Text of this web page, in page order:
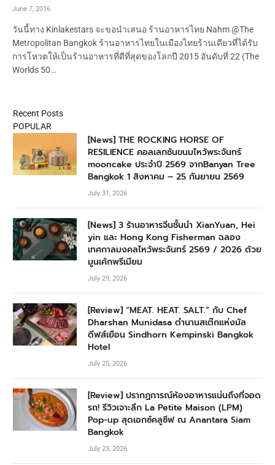
June 7, 2016
วันนี้ทาง Kinlakestars จะขอนำเสนอ ร้านอาหารไทย Nahm @The
Metropolitan Bangkok ร้านอาหารไทยในเมืองไทยร้านเดียวที่ได้รับ
การโหวตให้เป็นร้านอาหารที่ดีที่สุดของโลกปี 2015 อันดับที่ 22 (The
Worlds 50…
Recent Posts
POPULAR
[News] THE ROCKING HORSE OF
RESILIENCE คอลเลกชันขนมไหว้พระจันทร์
mooncake ประจำปี 2569 จากBanyan Tree
Bangkok 1 สิงหาคม – 25 กันยายน 2569
July 31, 2026
[News] 3 ร้านอาหารจีนชั้นนำ XianYuan, Hei
yin และ Hong Kong Fisherman ฉลอง
เทศกาลมงคลไหว้พระจันทร์ 2569 / 2026 ด้วย
มูนเค้กพรีเมียม
July 29, 2026
[Review] “MEAT. HEAT. SALT.” กับ Chef
Dharshan Munidasa ตำนานสเต๊กแห่งมัล
ดีฟส์เยือน Sindhorn Kempinski Bangkok
Hotel
July 25, 2026
[Review] ปรากฏการณ์ห้องอาหารแน่นถึงที่จอด
รถ! รีวิวเจาะลึก La Petite Maison (LPM)
Pop-up สุดเอกซ์คลูซีฟ ณ Anantara Siam
Bangkok
July 23, 2026